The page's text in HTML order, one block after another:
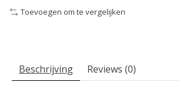
Toevoegen om te vergelijken
Beschrijving Reviews (0)